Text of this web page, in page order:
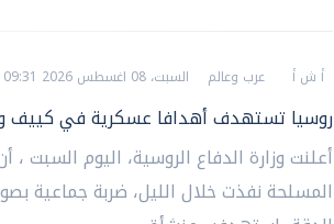
أ ش أ عرب وعالم السبت، 08 اغسطس 2026 09:31 ص
روسيا تستهدف أهدافا عسكرية في كييف
أعلنت وزارة الدفاع الروسية، اليوم السبت ،
المسلحة نفذت خلال الليل، ضربة جماعية